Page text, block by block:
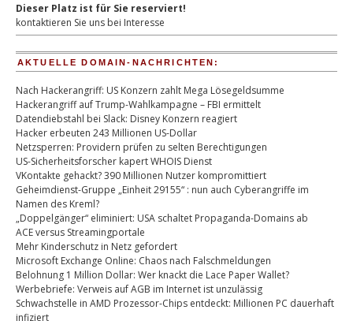
Dieser Platz ist für Sie reserviert!
kontaktieren Sie uns bei Interesse
AKTUELLE DOMAIN-NACHRICHTEN:
Nach Hackerangriff: US Konzern zahlt Mega Lösegeldsumme
Hackerangriff auf Trump-Wahlkampagne – FBI ermittelt
Datendiebstahl bei Slack: Disney Konzern reagiert
Hacker erbeuten 243 Millionen US-Dollar
Netzsperren: Providern prüfen zu selten Berechtigungen
US-Sicherheitsforscher kapert WHOIS Dienst
VKontakte gehackt? 390 Millionen Nutzer kompromittiert
Geheimdienst-Gruppe „Einheit 29155“ : nun auch Cyberangriffe im
Namen des Kreml?
„Doppelgänger“ eliminiert: USA schaltet Propaganda-Domains ab
ACE versus Streamingportale
Mehr Kinderschutz in Netz gefordert
Microsoft Exchange Online: Chaos nach Falschmeldungen
Belohnung 1 Million Dollar: Wer knackt die Lace Paper Wallet?
Werbebriefe: Verweis auf AGB im Internet ist unzulässig
Schwachstelle in AMD Prozessor-Chips entdeckt: Millionen PC dauerhaft
infiziert